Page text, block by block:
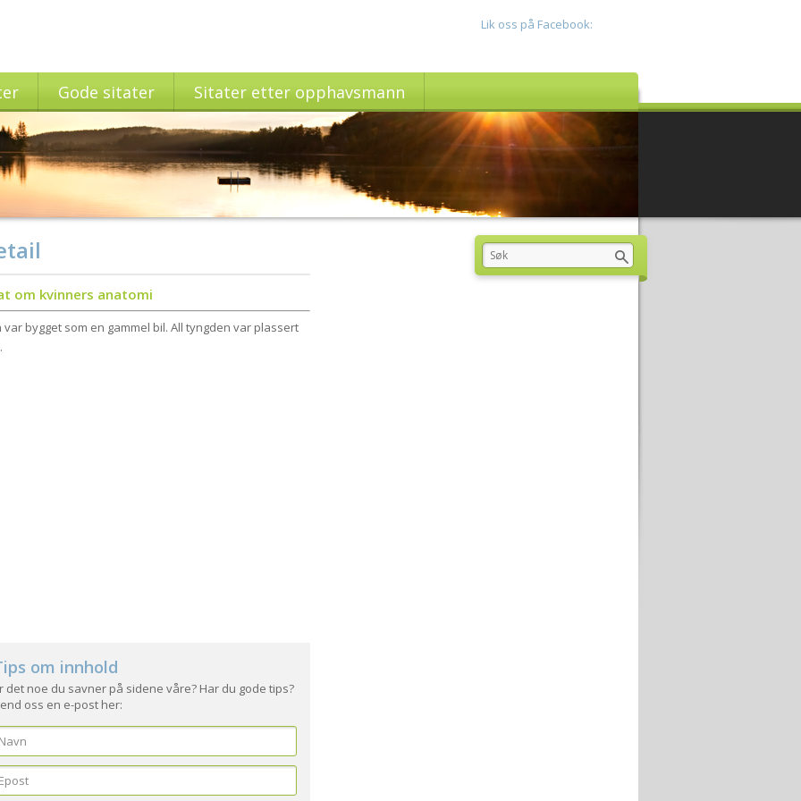
Lik oss på Facebook:
Gode sitater Sitater etter opphavsmann
om kvinners anatomi
var bygget som en gammel bil. All tyngden var plassert
om innhold
det noe du savner på sidene våre? Har du gode tips?
oss en e-post her: